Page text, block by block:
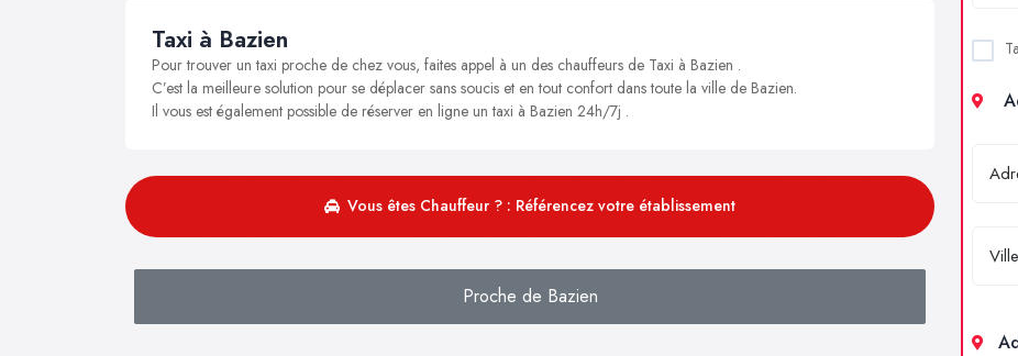
Taxi à Bazien
Pour trouver un taxi proche de chez vous, faites appel à un des chauffeurs de Taxi à Bazien .
C’est la meilleure solution pour se déplacer sans soucis et en tout confort dans toute la ville de Bazien.
Il vous est également possible de réserver en ligne un taxi à Bazien 24h/7j .
Vous êtes Chauffeur ? : Référencez votre établissement
Proche de Bazien